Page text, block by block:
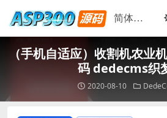
（手机自适应）收割机农业
码 dedecms织
2020-08-10